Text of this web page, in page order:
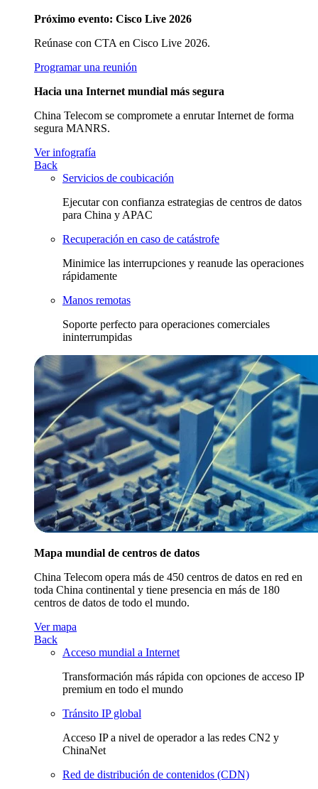
Próximo evento: Cisco Live 2026
Reúnase con CTA en Cisco Live 2026.
Programar una reunión
Hacia una Internet mundial más segura
China Telecom se compromete a enrutar Internet de forma
segura MANRS.
Ver infografía
Back
Servicios de coubicación
Ejecutar con confianza estrategias de centros de datos
para China y APAC
Recuperación en caso de catástrofe
Minimice las interrupciones y reanude las operaciones
rápidamente
Manos remotas
Soporte perfecto para operaciones comerciales
ininterrumpidas
Mapa mundial de centros de datos
China Telecom opera más de 450 centros de datos en red en
toda China continental y tiene presencia en más de 180
centros de datos de todo el mundo.
Ver mapa
Back
Acceso mundial a Internet
Transformación más rápida con opciones de acceso IP
premium en todo el mundo
Tránsito IP global
Acceso IP a nivel de operador a las redes CN2 y
ChinaNet
Red de distribución de contenidos (CDN)